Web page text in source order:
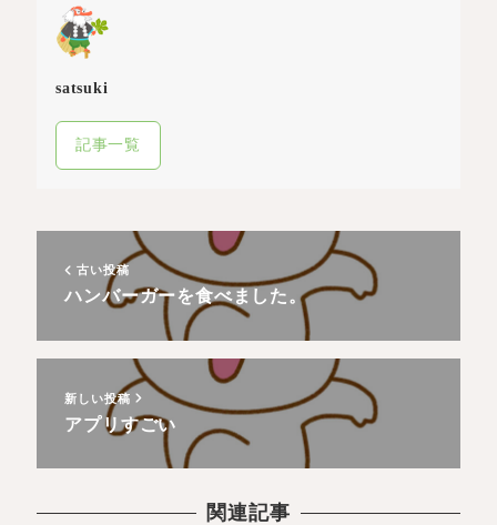
satsuki
記事一覧
古い投稿
ハンバーガーを食べました。
新しい投稿
アプリすごい
関連記事